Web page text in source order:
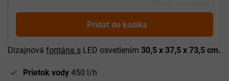
Pridať do košíka
Dizajnová fontána s LED osvetlením 30,5 x 37,5 x 73,5 cm.
Prietok vody 450 l/h